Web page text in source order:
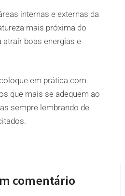
internas e externas da
mais próxima do
atrair boas energias e
em prática com
que mais se adequem ao
sempre lembrando de
comentário